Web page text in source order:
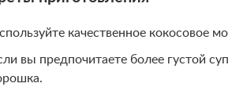
качественное кокосовое
вы предпочитаете более густой